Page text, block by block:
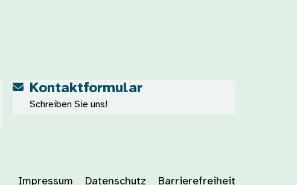
Kontaktformular
Schreiben Sie uns!
Impressum Datenschutz Barrierefreiheit